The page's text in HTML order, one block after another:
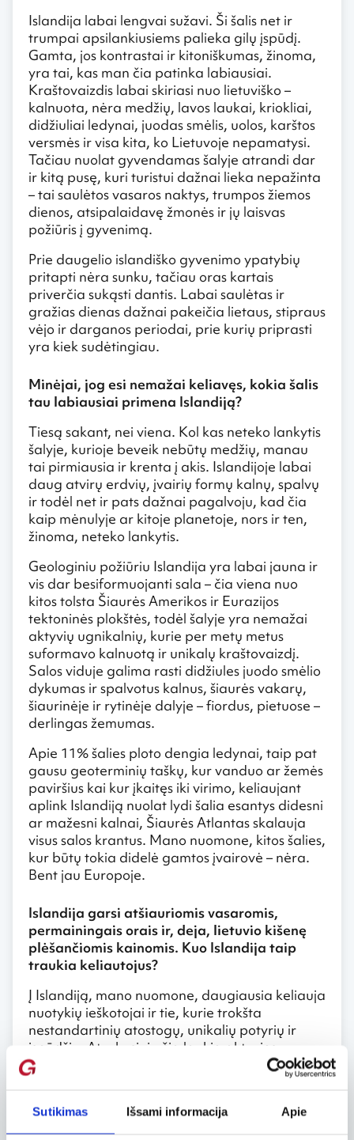
Sutikimas Išsami informacija Apie
Islandija labai lengvai sužavi. Ši šalis net ir
trumpai apsilankiusiems palieka gilų įspūdį.
Gamta, jos kontrastai ir kitoniškumas, žinoma,
yra tai, kas man čia patinka labiausiai.
Kraštovaizdis labai skiriasi nuo lietuviško –
kalnuota, nėra medžių, lavos laukai, kriokliai,
didžiuliai ledynai, juodas smėlis, uolos, karštos
versmės ir visa kita, ko Lietuvoje nepamatysi.
Tačiau nuolat gyvendamas šalyje atrandi dar
ir kitą pusę, kuri turistui dažnai lieka nepažinta
– tai saulėtos vasaros naktys, trumpos žiemos
dienos, atsipalaidavę žmonės ir jų laisvas
požiūris į gyvenimą.
Prie daugelio islandiško gyvenimo ypatybių
pritapti nėra sunku, tačiau oras kartais
priverčia sukąsti dantis. Labai saulėtas ir
gražias dienas dažnai pakeičia lietaus, stipraus
vėjo ir darganos periodai, prie kurių priprasti
yra kiek sudėtingiau.
Minėjai, jog esi nemažai keliavęs, kokia šalis
tau labiausiai primena Islandiją?
Tiesą sakant, nei viena. Kol kas neteko lankytis
šalyje, kurioje beveik nebūtų medžių, manau
tai pirmiausia ir krenta į akis. Islandijoje labai
daug atvirų erdvių, įvairių formų kalnų, spalvų
ir todėl net ir pats dažnai pagalvoju, kad čia
kaip mėnulyje ar kitoje planetoje, nors ir ten,
žinoma, neteko lankytis.
Geologiniu požiūriu Islandija yra labai jauna ir
vis dar besiformuojanti sala – čia viena nuo
kitos tolsta Šiaurės Amerikos ir Eurazijos
tektoninės plokštės, todėl šalyje yra nemažai
aktyvių ugnikalnių, kurie per metų metus
suformavo kalnuotą ir unikalų kraštovaizdį.
Salos viduje galima rasti didžiules juodo smėlio
dykumas ir spalvotus kalnus, šiaurės vakarų,
šiaurinėje ir rytinėje dalyje – fiordus, pietuose –
derlingas žemumas.
Apie 11% šalies ploto dengia ledynai, taip pat
gausu geoterminių taškų, kur vanduo ar žemės
paviršius kai kur įkaitęs iki virimo, keliaujant
aplink Islandiją nuolat lydi šalia esantys didesni
ar mažesni kalnai, Šiaurės Atlantas skalauja
visus salos krantus. Mano nuomone, kitos šalies,
kur būtų tokia didelė gamtos įvairovė – nėra.
Bent jau Europoje.
Islandija garsi atšiauriomis vasaromis,
permainingais orais ir, deja, lietuvio kišenę
plėšančiomis kainomis. Kuo Islandija taip
traukia keliautojus?
Į Islandiją, mano nuomone, daugiausia keliauja
nuotykių ieškotojai ir tie, kurie trokšta
nestandartinių atostogų, unikalių potyrių ir
įspūdžių. Atvykusiųjų čia laukia aktyvios,
tačiau, galima sakyti, oro atžvilgiu ne visuomet
nuspėjamos atostogos, todėl reikia būti
ankstyvą pavasarį) ir stipriam vėjui, o gal net ir
jų visų trio. Tačiau Islandijos gamtos